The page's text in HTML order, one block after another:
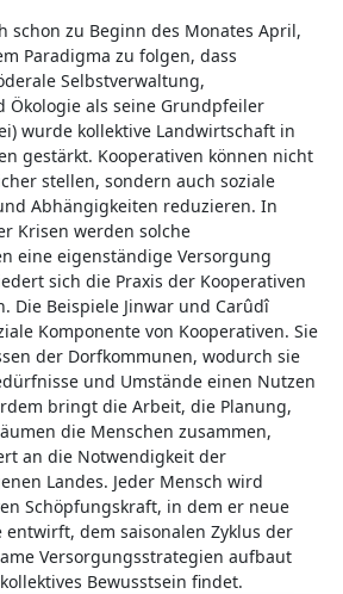
schon zu Beginn des Monates April,
Paradigma zu folgen, dass
Selbstverwaltung,
Ökologie als seine Grundpfeiler
wurde kollektive Landwirtschaft in
gestärkt. Kooperativen können nicht
stellen, sondern auch soziale
Abhängigkeiten reduzieren. In
Krisen werden solche
eine eigenständige Versorgung
sich die Praxis der Kooperativen
Die Beispiele Jinwar und Carûdî
Komponente von Kooperativen. Sie
der Dorfkommunen, wodurch sie
und Umstände einen Nutzen
bringt die Arbeit, die Planung,
die Menschen zusammen,
an die Notwendigkeit der
Landes. Jeder Mensch wird
Schöpfungskraft, in dem er neue
entwirft, dem saisonalen Zyklus der
Versorgungsstrategien aufbaut
Bewusstsein findet.